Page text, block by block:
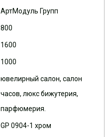
АртМодуль Групп
800
1600
1000
ювелирный салон, салон
часов, люкс бижутерия,
парфюмерия.
GP 0904-1 хром